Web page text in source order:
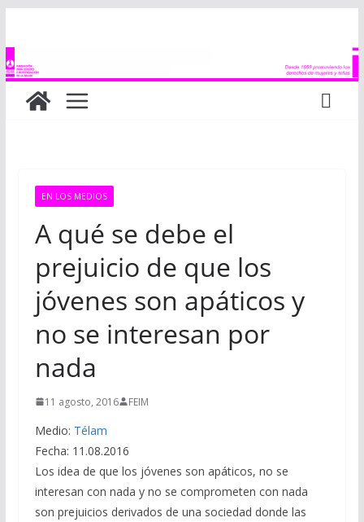
contenido
EN LOS MEDIOS
A qué se debe el
prejuicio de que los
jóvenes son apáticos y
no se interesan por
nada
11 agosto, 2016 FEIM
Medio: Télam
Fecha: 11.08.2016
Los idea de que los jóvenes son apáticos, no se
interesan con nada y no se comprometen con nada
son prejuicios derivados de una sociedad donde las